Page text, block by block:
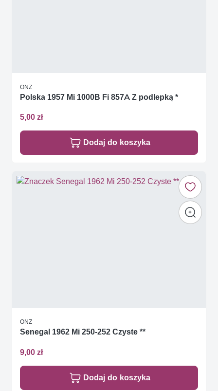
ONZ
Polska 1957 Mi 1000B Fi 857A Z podlepką *
5,00 zł
Dodaj do koszyka
ONZ
Senegal 1962 Mi 250-252 Czyste **
9,00 zł
Dodaj do koszyka